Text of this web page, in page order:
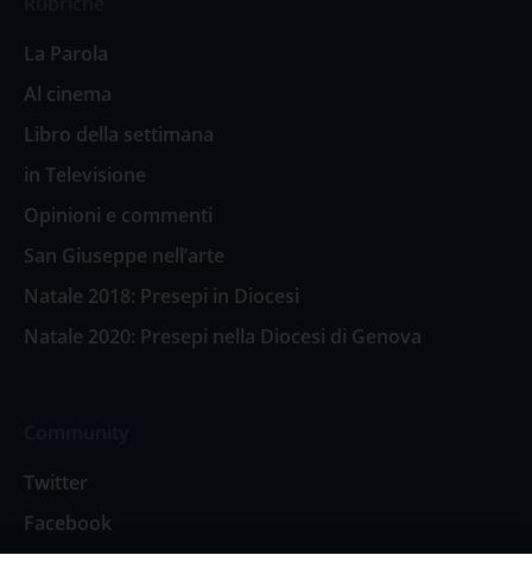
La Parola
Al cinema
Libro della settimana
in Televisione
Opinioni e commenti
San Giuseppe nell’arte
Natale 2018: Presepi in Diocesi
Natale 2020: Presepi nella Diocesi di Genova
Twitter
Facebook